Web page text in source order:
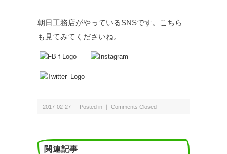
朝日工務店がやっているSNSです。こちら
も見てみてくださいね。
2017-02-27 ｜ Posted in ｜ Comments Closed
関連記事